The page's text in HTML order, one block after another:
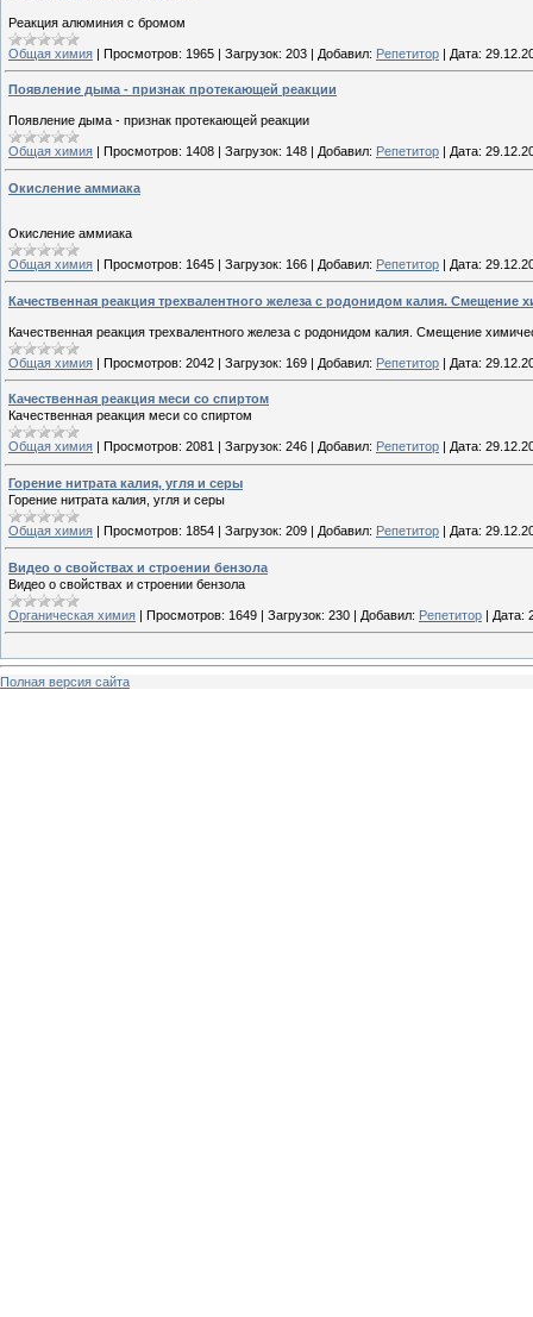
Реакция алюминия с бромом
Общая химия | Просмотров: 1965 | Загрузок: 203 | Добавил: Репетитор | Дата:
Появление дыма - признак протекающей реакции
Появление дыма - признак протекающей реакции
Общая химия Просмотров: 1408 Загрузок: 148 Добавил: Репетитор Дата:
Окисление аммиака
Окисление аммиака
Общая химия | Просмотров: 1645 | Загрузок: 166 | Добавил: Репетитор | Дата:
Качественная реакция трехвалентного железа с родонидом калия. Смещение
Качественная реакция трехвалентного железа с родонидом калия. Смещение
Общая химия | Просмотров: 2042 | Загрузок: 169 | Добавил: Репетитор | Дата:
Качественная реакция меси со спиртом
Качественная реакция меси со спиртом
Общая химия | Просмотров: 2081 | Загрузок: 246 | Добавил: Репетитор | Дата:
Горение нитрата калия, угля и серы
Горение нитрата калия, угля и серы
Общая химия | Просмотров: 1854 | Загрузок: 209 | Добавил: Репетитор | Дата:
Видео о свойствах и строении бензола
Видео о свойствах и строении бензола
Органическая химия | Просмотров: 1649 | Загрузок: 230 | Добавил: Репетитор | Дата:
Полная версия сайта